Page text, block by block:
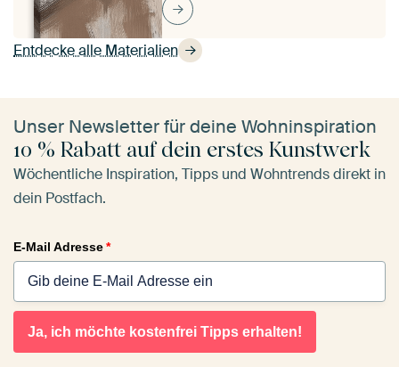
Entdecke alle Materialien
Unser Newsletter für deine Wohninspiration
10 % Rabatt auf dein erstes Kunstwerk
Wöchentliche Inspiration, Tipps und Wohntrends direkt in
dein Postfach.
E-Mail Adresse*
Ja, ich möchte kostenfrei Tipps erhalten!